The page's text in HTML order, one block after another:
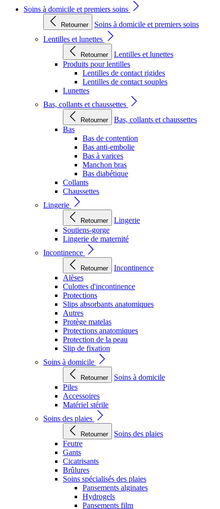
Soins à domicile et premiers soins
Retourner
Soins à domicile et premiers soins
Lentilles et lunettes
Retourner
Lentilles et lunettes
Produits pour lentilles
Lentilles de contact rigides
Lentilles de contact souples
Lunettes
Bas, collants et chaussettes
Retourner
Bas, collants et chaussettes
Bas
Bas de contention
Bas anti-embolie
Bas à varices
Manchon bras
Bas diabétique
Collants
Chaussettes
Lingerie
Retourner
Lingerie
Soutiens-gorge
Lingerie de maternité
Incontinence
Retourner
Incontinence
Alèses
Culottes d'incontinence
Protections
Slips absorbants anatomiques
Autres
Protège matelas
Protections anatomiques
Protection de la peau
Slip de fixation
Soins à domicile
Retourner
Soins à domicile
Piles
Accessoires
Matériel stérile
Soins des plaies
Retourner
Soins des plaies
Feutre
Gants
Cicatrisants
Brûlures
Soins spécialisés des plaies
Pansements alginates
Hydrogels
Pansements film